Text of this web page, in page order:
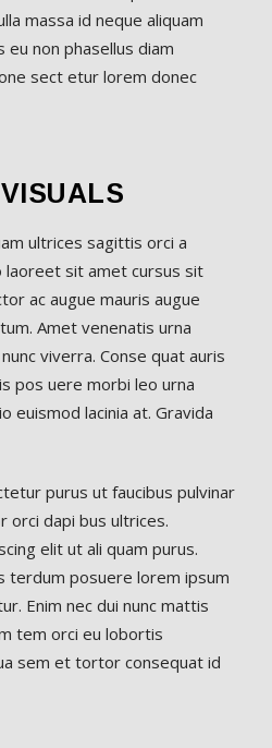
massa id neque aliquam
eu non phasellus diam
sect etur lorem donec
ultrices sagittis orci a
laoreet sit amet cursus sit
ac augue mauris augue
Amet venenatis urna
viverra. Conse quat auris
pos uere morbi leo urna
euismod lacinia at. Gravida
purus ut faucibus pulvinar
orci dapi bus ultrices.
elit ut ali quam purus.
terdum posuere lorem ipsum
Enim nec dui nunc mattis
tem orci eu lobortis
sem et tortor consequat id